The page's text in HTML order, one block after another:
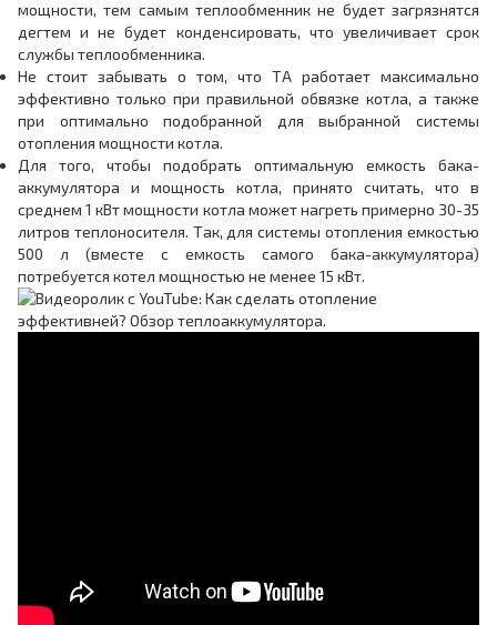
мощности, тем самым теплообменник не будет загрязнятся
дегтем и не будет конденсировать, что увеличивает срок
службы теплообменника.
Не стоит забывать о том, что ТА работает максимально
эффективно только при правильной обвязке котла, а также
при оптимально подобранной для выбранной системы
отопления мощности котла.
Для того, чтобы подобрать оптимальную емкость бака-
аккумулятора и мощность котла, принято считать, что в
среднем 1 кВт мощности котла может нагреть примерно 30-35
литров теплоносителя. Так, для системы отопления емкостью
500 л (вместе с емкость самого бака-аккумулятора)
потребуется котел мощностью не менее 15 кВт.